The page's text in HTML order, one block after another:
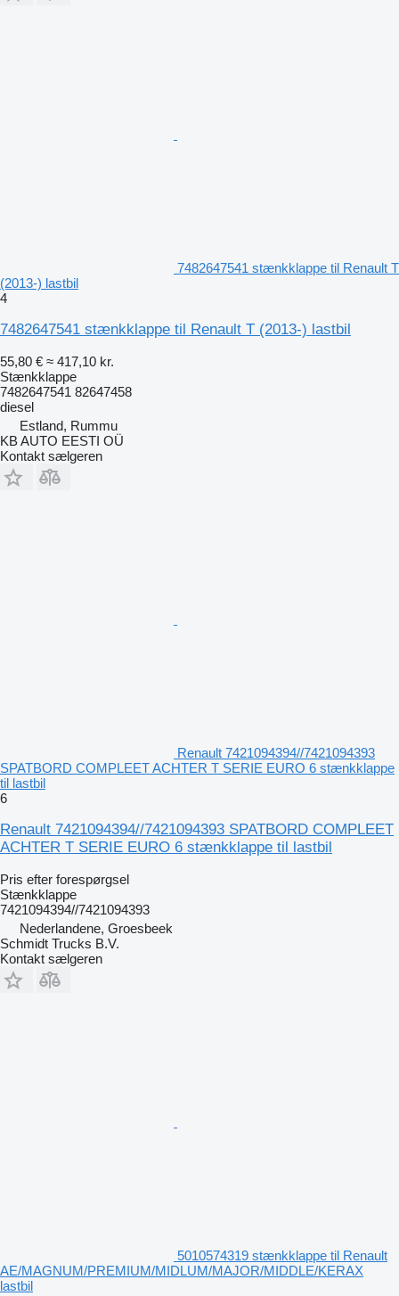
7482647541 stænkklappe til Renault T
(2013-) lastbil
4
7482647541 stænkklappe til Renault T (2013-) lastbil
55,80 € ≈ 417,10 kr.
Stænkklappe
7482647541 82647458
diesel
Estland, Rummu
KB AUTO EESTI OÜ
Kontakt sælgeren
Renault 7421094394//7421094393
SPATBORD COMPLEET ACHTER T SERIE EURO 6 stænkklappe
til lastbil
6
Renault 7421094394//7421094393 SPATBORD COMPLEET
ACHTER T SERIE EURO 6 stænkklappe til lastbil
Pris efter forespørgsel
Stænkklappe
7421094394//7421094393
Nederlandene, Groesbeek
Schmidt Trucks B.V.
Kontakt sælgeren
5010574319 stænkklappe til Renault
AE/MAGNUM/PREMIUM/MIDLUM/MAJOR/MIDDLE/KERAX
lastbil